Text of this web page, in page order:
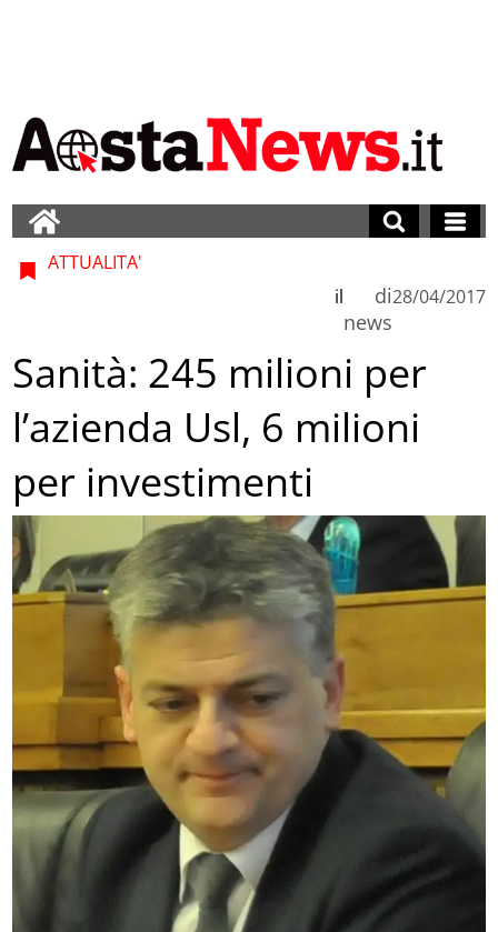
ATTUALITA'
di
news
il 28/04/2017
Sanità: 245 milioni per
l’azienda Usl, 6 milioni
per investimenti